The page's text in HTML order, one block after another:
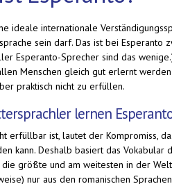
ideale internationale
sein darf. Das ist bei Esperanto
Esperanto-Sprecher sind das
Menschen gleich gut erlernt
praktisch nicht zu erfüllen.
lernen
erfüllbar ist, lautet der Kompromiss,
kann. Deshalb basiert das
größte und am weitesten in der
nur aus den romanischen